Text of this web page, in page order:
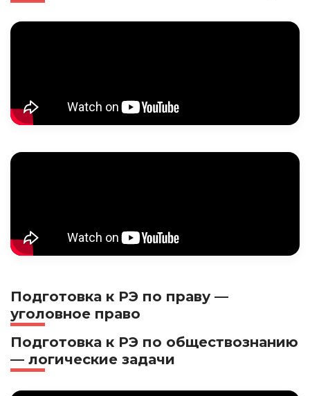
Подготовка к РЭ по праву —
уголовное право
Подготовка к РЭ по обществознанию
— логические задачи